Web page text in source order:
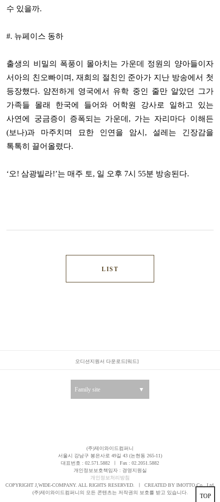
수 있을까.
#. 뉴페이스 동하
출생의 비밀의 폭풍이 몰아치는 가운데 정원의 양아들이자
서아의 친오빠이며, 재희의 절친인 준아가 지난 방송에서 첫
등장했다. 얌전하게 영국에서 유학 중인 줄만 알았던 그가
가족들 몰래 한국에 들어와 어학원 강사로 일하고 있는
사연에 궁금증이 증폭되는 가운데, 가는 자리마다 이해든
(보나)과 마주치며 묘한 인연을 암시, 설레는 긴장감을
톡톡히 끌어올렸다.
‘오! 삼광빌라!’는 매주 토, 일 오후 7시 55분 방송된다.
LIST
오디션지원서 다운로드[워드]
Family site ▼
(주)제이와이드컴퍼니
서울시 강남구 봉은사로 49길 43 (논현동 265-11)
대표번호 : 02.571.5882
Fax : 02.2051.5882
개인정보보호책임자 : 경영지원실
개인정보처리방침
COPYRIGHT J,WIDE-COMPANY. ALL RIGHTS RESERVED.
CREATED BY IMOTTO Co., Ltd.
(주)제이와이드컴퍼니의 모든 콘텐츠는 저작권의 보호를 받고 있습니다.
TOP